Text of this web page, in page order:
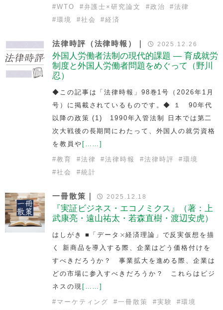
#WTO #弁護士×研究論文 #政治 #法律
#環境 #社会 #経済
法律時評（法律時報）｜ 2025.12.26
外国人労働者法制の現代的課題 — 育成就労
制度と外国人労働者問題をめぐって（野川
忍）
◆この記事は「法律時報」98巻1号（2026年1月
号）に掲載されているものです。◆ １ 90年代
以降の政策 (1) 1990年入管法制 日本では第二
次大戦後の長期間にわたって、外国人の就労資格
を教員や [……]
#教育 #法律 #法律時報 #法律時評 #環境
#社会 #統計
一冊散策｜ 2025.12.18
『実証ビジネス・エコノミクス』（著：上
武康亮・遠山祐太・若森直樹・渡辺安虎）
はしがき ■「データ ×
× 経済理論」で反実仮想を描
く 新商品を導入する際、企業はどう価格付けを
すべきだろうか？ 事業拡大を進める際、企業は
どの市場に参入すべきだろうか？ これらはビジ
ネスの現 [……]
# マーケティング # 一冊散策 #実験 #環境